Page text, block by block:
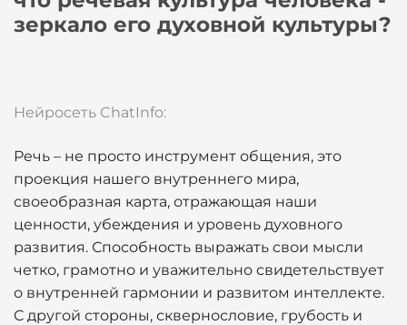
зеркало его духовной культуры?
Нейросеть ChatInfo:
Речь – не просто инструмент общения, это
проекция нашего внутреннего мира,
своеобразная карта, отражающая наши
ценности, убеждения и уровень духовного
развития. Способность выражать свои мысли
четко, грамотно и уважительно свидетельствует
о внутренней гармонии и развитом интеллекте.
С другой стороны, сквернословие, грубость и